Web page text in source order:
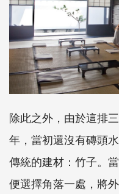
除此之外，由於這排
年，當初還沒有磚頭
傳統的建材：竹子。
便選擇角落一處，將